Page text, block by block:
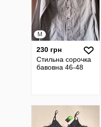
M
230 грн
Стильна сорочка
бавовна 46-48